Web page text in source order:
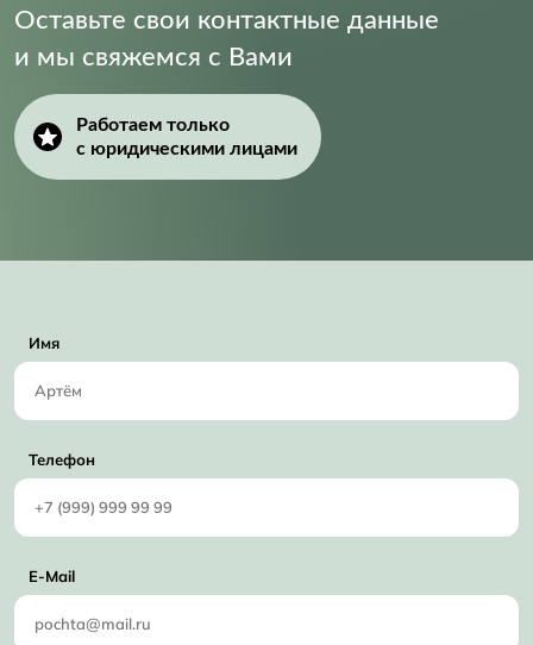
Оставьте свои контактные данные
и мы свяжемся с Вами
Работаем только
с юридическими лицами
Имя
Телефон
E-Mail